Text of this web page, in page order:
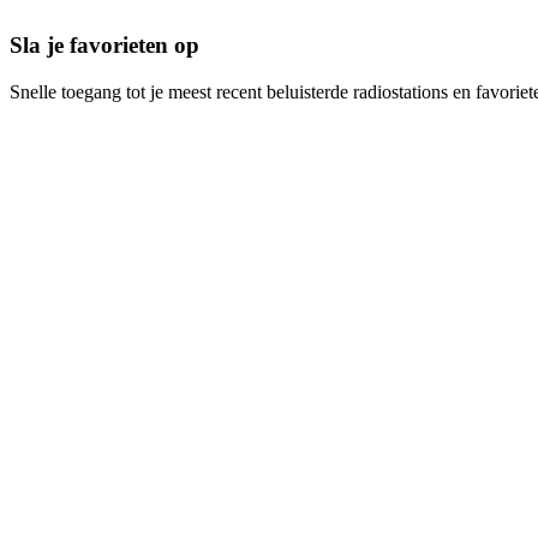
Sla je favorieten op
Snelle toegang tot je meest recent beluisterde radiostations en